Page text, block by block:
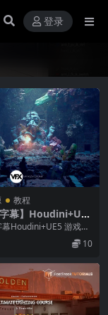
登录
教程
字幕】Houdini+UE5
序化工作流程教程
Houdini+UE5 游戏环
成全流程教程 | 程序化
10